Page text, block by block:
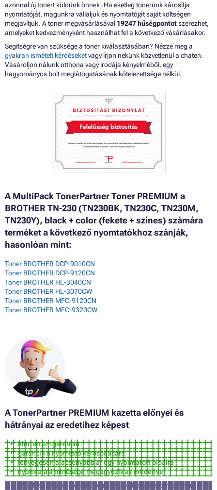
azonnal új tonert küldünk önnek. Ha esetleg tonerünk károsítja
nyomtatóját, magunkra vállaljuk és nyomtatóját saját költségen
megjavítjuk. A toner megvásárlásával 19247 hűségpontotszerezhet,
amelyeket kedvezményként használhat fel a következő vásárlásakor.
Segítségre van szüksége a toner kiválasztásában? Nézze meg a
gyakran ismételt kérdéseketvagy írjon nekünk közvetlenül a chaten.
Vásároljon nálunk otthona vagy irodája kényelméből, egy
hagyományos bolt meglátogatásának kötelezettsége nélkül.
A MultiPack TonerPartner Toner PREMIUM a
BROTHER TN-230 (TN230BK, TN230C, TN230M,
TN230Y), black + color (fekete + színes) számára
terméket a következő nyomtatókhoz szánják,
hasonlóan mint:
Toner BROTHER DCP-9010CN
Toner BROTHER DCP-9120CN
Toner BROTHER HL-3040CN
Toner BROTHER HL-3070CW
Toner BROTHER MFC-9120CN
Toner BROTHER MFC-9320CW
A TonerPartner PREMIUM kazetta előnyei és
hátrányai az eredetihez képest
élettartam garancia
garancia a nyomtató károsodására
lényegesen alacsonyabb ár egy nyomtatott oldalra
nyomtatási minősége megegyezik az eredetivel
körülbelül 3% a valószínűsége annak, hogy a nyomtató nem